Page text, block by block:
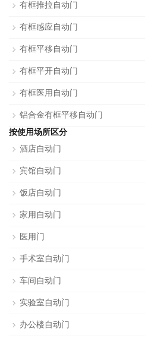
有框推拉自动门
有框感应自动门
有框平移自动门
有框平开自动门
有框医用自动门
铝合金有框平移自动门
按使用场所区分
酒店自动门
宾馆自动门
饭店自动门
家用自动门
医用门
手术室自动门
车间自动门
实验室自动门
办公楼自动门